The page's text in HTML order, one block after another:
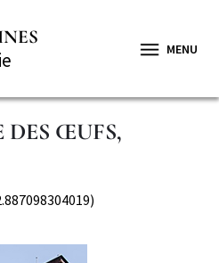
MENU
DES ŒUFS,